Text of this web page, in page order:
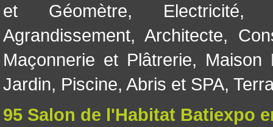
et Géomètre, Electricité
Agrandissement, Architecte,
Maçonnerie et Plâtrerie, Maison
Jardin, Piscine, Abris et SPA,
95 Salon de l'Habitat Batiexpo